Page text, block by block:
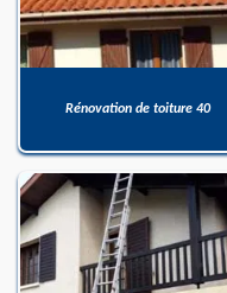
Rénovation de toiture 40